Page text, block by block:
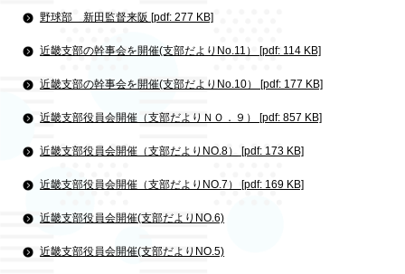
野球部 新田監督来阪 [pdf: 277 KB]
近畿支部の幹事会を開催(支部だよりNo.11） [pdf: 114 KB]
近畿支部の幹事会を開催(支部だよりNo.10） [pdf: 177 KB]
近畿支部役員会開催（支部だよりＮＯ．９） [pdf: 857 KB]
近畿支部役員会開催（支部だよりNO.8） [pdf: 173 KB]
近畿支部役員会開催（支部だよりNO.7） [pdf: 169 KB]
近畿支部役員会開催(支部だよりNO.6)
近畿支部役員会開催(支部だよりNO.5)